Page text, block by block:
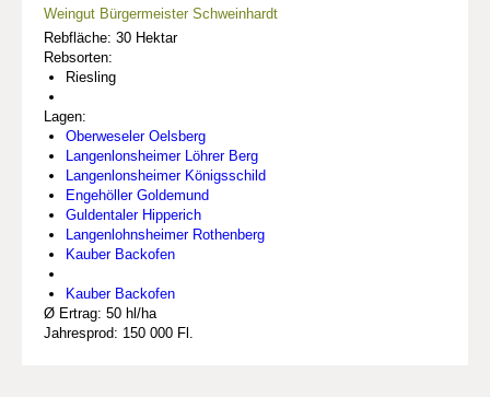
Weingut Bürgermeister Schweinhardt
Rebfläche: 30 Hektar
Rebsorten:
Riesling
Lagen:
Oberweseler Oelsberg
Langenlonsheimer Löhrer Berg
Langenlonsheimer Königsschild
Engehöller Goldemund
Guldentaler Hipperich
Langenlohnsheimer Rothenberg
Kauber Backofen
Kauber Backofen
Ø Ertrag: 50 hl/ha
Jahresprod: 150 000 Fl.